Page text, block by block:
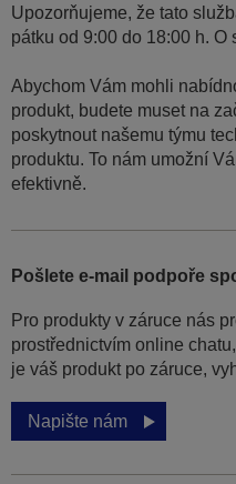
Upozorňujeme, že tato
pátku od 9:00 do 18:00 h.
Abychom Vám mohli
produkt, budete muset na
poskytnout našemu týmu
produktu. To nám umožní
efektivně.
Pošlete e-mail podpoře
Pro produkty v záruce nás
prostřednictvím online
je váš produkt po záruce,
Napište nám